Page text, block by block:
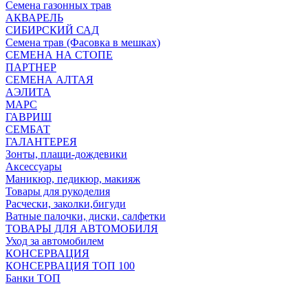
Семена газонных трав
АКВАРЕЛЬ
СИБИРСКИЙ САД
Семена трав (Фасовка в мешках)
СЕМЕНА НА СТОПЕ
ПАРТНЕР
СЕМЕНА АЛТАЯ
АЭЛИТА
МАРС
ГАВРИШ
СЕМБАТ
ГАЛАНТЕРЕЯ
Зонты, плащи-дождевики
Аксессуары
Маникюр, педикюр, макияж
Товары для рукоделия
Расчески, заколки,бигуди
Ватные палочки, диски, салфетки
ТОВАРЫ ДЛЯ АВТОМОБИЛЯ
Уход за автомобилем
КОНСЕРВАЦИЯ
КОНСЕРВАЦИЯ ТОП 100
Банки ТОП